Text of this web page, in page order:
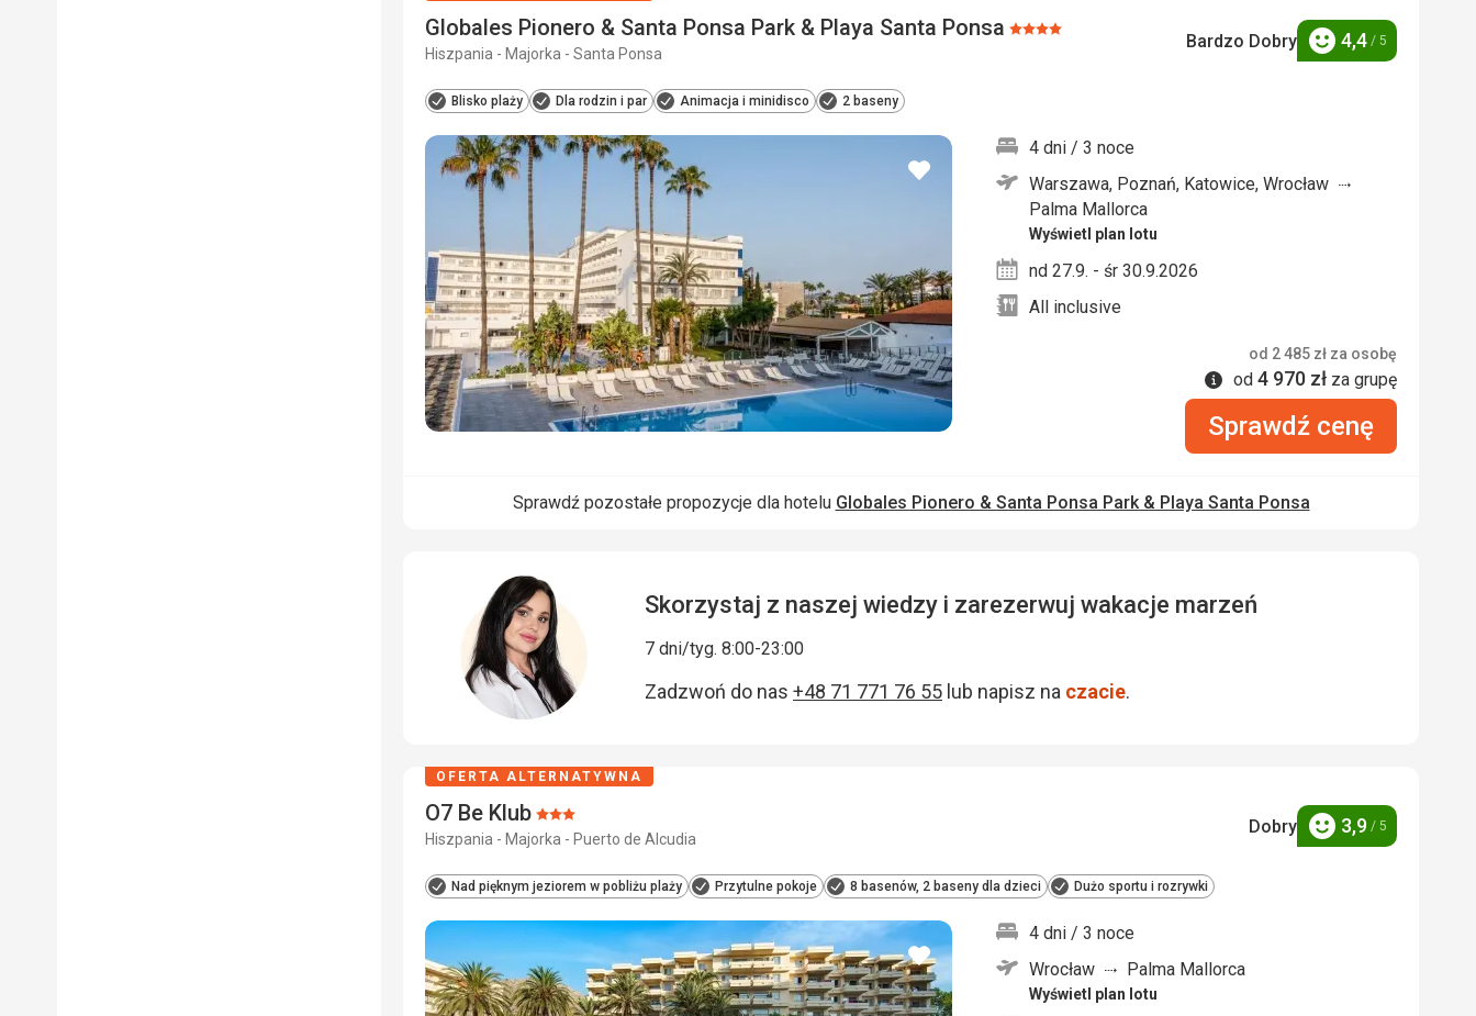
Globales Pionero & Santa Ponsa Park & Playa Santa Ponsa Ocena:
Hiszpania - Majorka - Santa Ponsa
Bardzo Dobry Ocena
4,4 / 5
Blisko plaży Dla rodzin i par Animacja i minidisco 2 baseny
dodaj
4 dni / 3 noce
Warszawa, Poznań, Katowice, Wrocław
Palma Mallorca
Wyświetl plan lotu
nd 27.9. - śr 30.9.2026
All inclusive
od 2 485 zł za osobę
Informacje
od 4 970 zł za grupę
Sprawdź cenę
Sprawdź pozostałe propozycje dla hotelu Globales Pionero & Santa Ponsa Park & Playa Santa Ponsa
Skorzystaj z naszej wiedzy i zarezerwuj wakacje marzeń
7 dni/tyg. 8:00-23:00
Zadzwoń do nas +48 71 771 76 55 lub napisz na czacie.
O7 Be Klub Ocena:
3/5
Hiszpania - Majorka - Puerto de Alcudia
Dobry Ocena
3,9 / 5
Nad pięknym jeziorem w pobliżu plaży Przytulne pokoje 8 basenów, 2 baseny dla dzieci Dużo sportu i rozrywki
dodaj
do
ulubionych
4 dni / 3 noce
Wrocław
Palma Mallorca
Wyświetl plan lotu
OFERTA ALTERNATYWNA